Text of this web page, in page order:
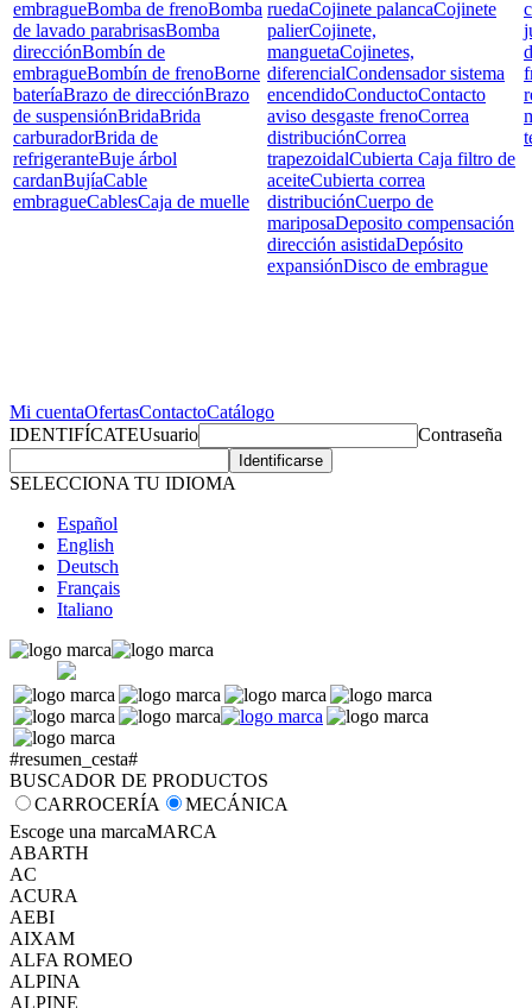
embragueBomba de frenoBomba
de lavado parabrisasBomba
direcciónBombín de
embragueBombín de frenoBorne
bateríaBrazo de direcciónBrazo
de suspensiónBridaBrida
carburadorBrida de
refrigeranteBuje árbol
cardanBujíaCable
embragueCablesCaja de muelle
ruedaCojinete palancaCojinete
palierCojinete,
manguetaCojinetes,
diferencialCondensador sistema
encendidoConductoContacto
aviso desgaste frenoCorrea
distribuciónCorrea
trapezoidalCubierta Caja filtro de
aceiteCubierta correa
distribuciónCuerpo de
mariposaDeposito compensación
dirección asistidaDepósito
expansiónDisco de embrague
Mi cuentaOfertasContactoCatálogo
IDENTIFÍCATEUsuario Contraseña
SELECCIONA TU IDIOMA
Español
English
Deutsch
Français
Italiano
#resumen_cesta#
BUSCADOR DE PRODUCTOS
CARROCERÍA
MECÁNICA
Escoge una marcaMARCA
ABARTH
AC
ACURA
AEBI
AIXAM
ALFA ROMEO
ALPINA
ALPINE